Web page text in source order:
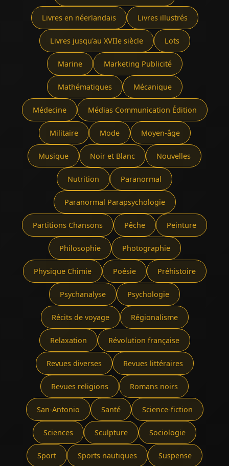
Livres en néerlandais Livres illustrés
Livres jusqu'au XVIIe siècle Lots
Marine Marketing Publicité
Mathématiques Mécanique
Médecine Médias Communication Édition
Militaire Mode Moyen-âge
Musique Noir et Blanc Nouvelles
Nutrition Paranormal
Paranormal Parapsychologie
Partitions Chansons Pêche Peinture
Philosophie Photographie
Physique Chimie Poésie Préhistoire
Psychanalyse Psychologie
Récits de voyage Régionalisme
Relaxation Révolution française
Revues diverses Revues littéraires
Revues religions Romans noirs
San-Antonio Santé Science-fiction
Sciences Sculpture Sociologie
Sport Sports nautiques Suspense